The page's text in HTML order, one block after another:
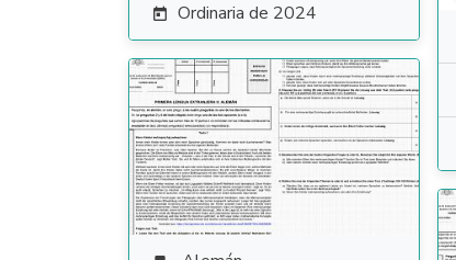
 Ordinaria de 2024